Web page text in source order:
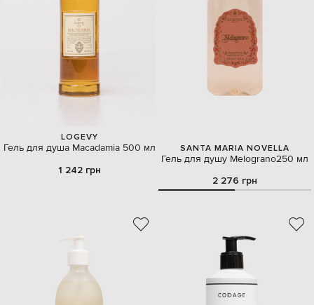
LOGEVY
Гель для душа Macadamia 500 мл
1 242 грн
SANTA MARIA NOVELLA
Гель для душу Melograno250 мл
2 276 грн